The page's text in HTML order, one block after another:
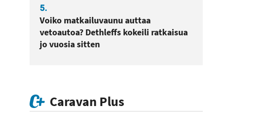
5.
Voiko matkailuvaunu auttaa
vetoautoa? Dethleffs kokeili ratkaisua
jo vuosia sitten
Caravan Plus